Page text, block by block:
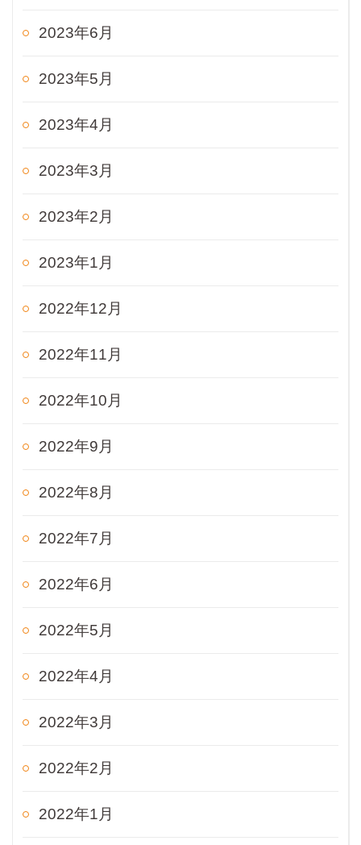
2023年6月
2023年5月
2023年4月
2023年3月
2023年2月
2023年1月
2022年12月
2022年11月
2022年10月
2022年9月
2022年8月
2022年7月
2022年6月
2022年5月
2022年4月
2022年3月
2022年2月
2022年1月